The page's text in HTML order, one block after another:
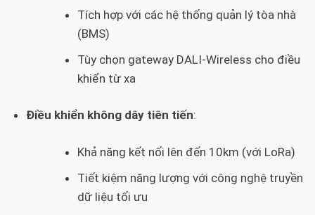
Tích hợp với các hệ thống quản lý tòa nhà
(BMS)
Tùy chọn gateway DALI-Wireless cho điều
khiển từ xa
Điều khiển không dây tiên tiến:
Khả năng kết nối lên đến 10km (với LoRa)
Tiết kiệm năng lượng với công nghệ truyền
dữ liệu tối ưu